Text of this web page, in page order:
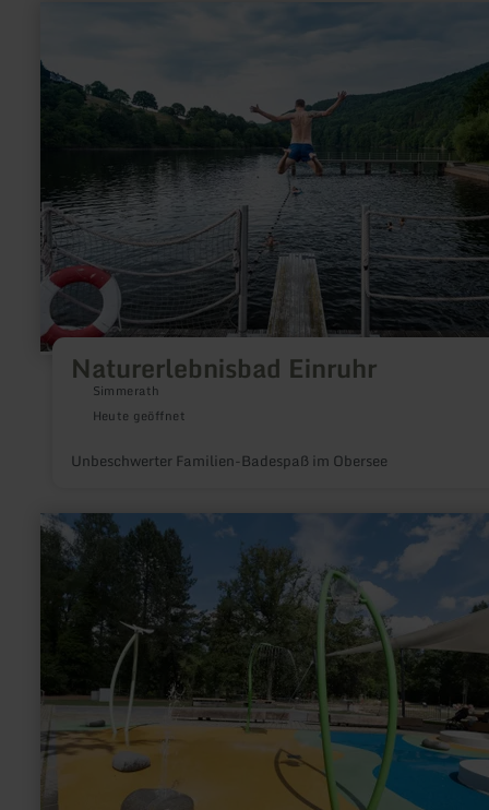
Naturerlebnisbad Einruhr
Simmerath
Heute geöffnet
Unbeschwerter Familien-Badespaß im Obersee
Naturerlebnisbad
Einruhr
mehr
erfahren
Wasserspielplatz
Mertert
Park